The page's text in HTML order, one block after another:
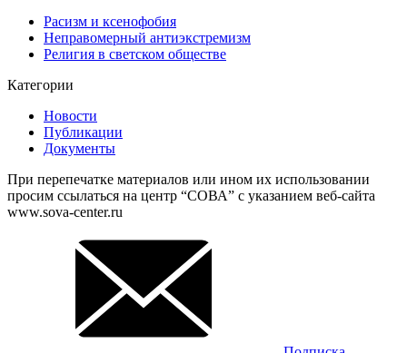
Расизм и ксенофобия
Неправомерный антиэкстремизм
Религия в светском обществе
Категории
Новости
Публикации
Документы
При перепечатке материалов или ином их использовании
просим ссылаться на центр “СОВА” с указанием веб-сайта
www.sova-center.ru